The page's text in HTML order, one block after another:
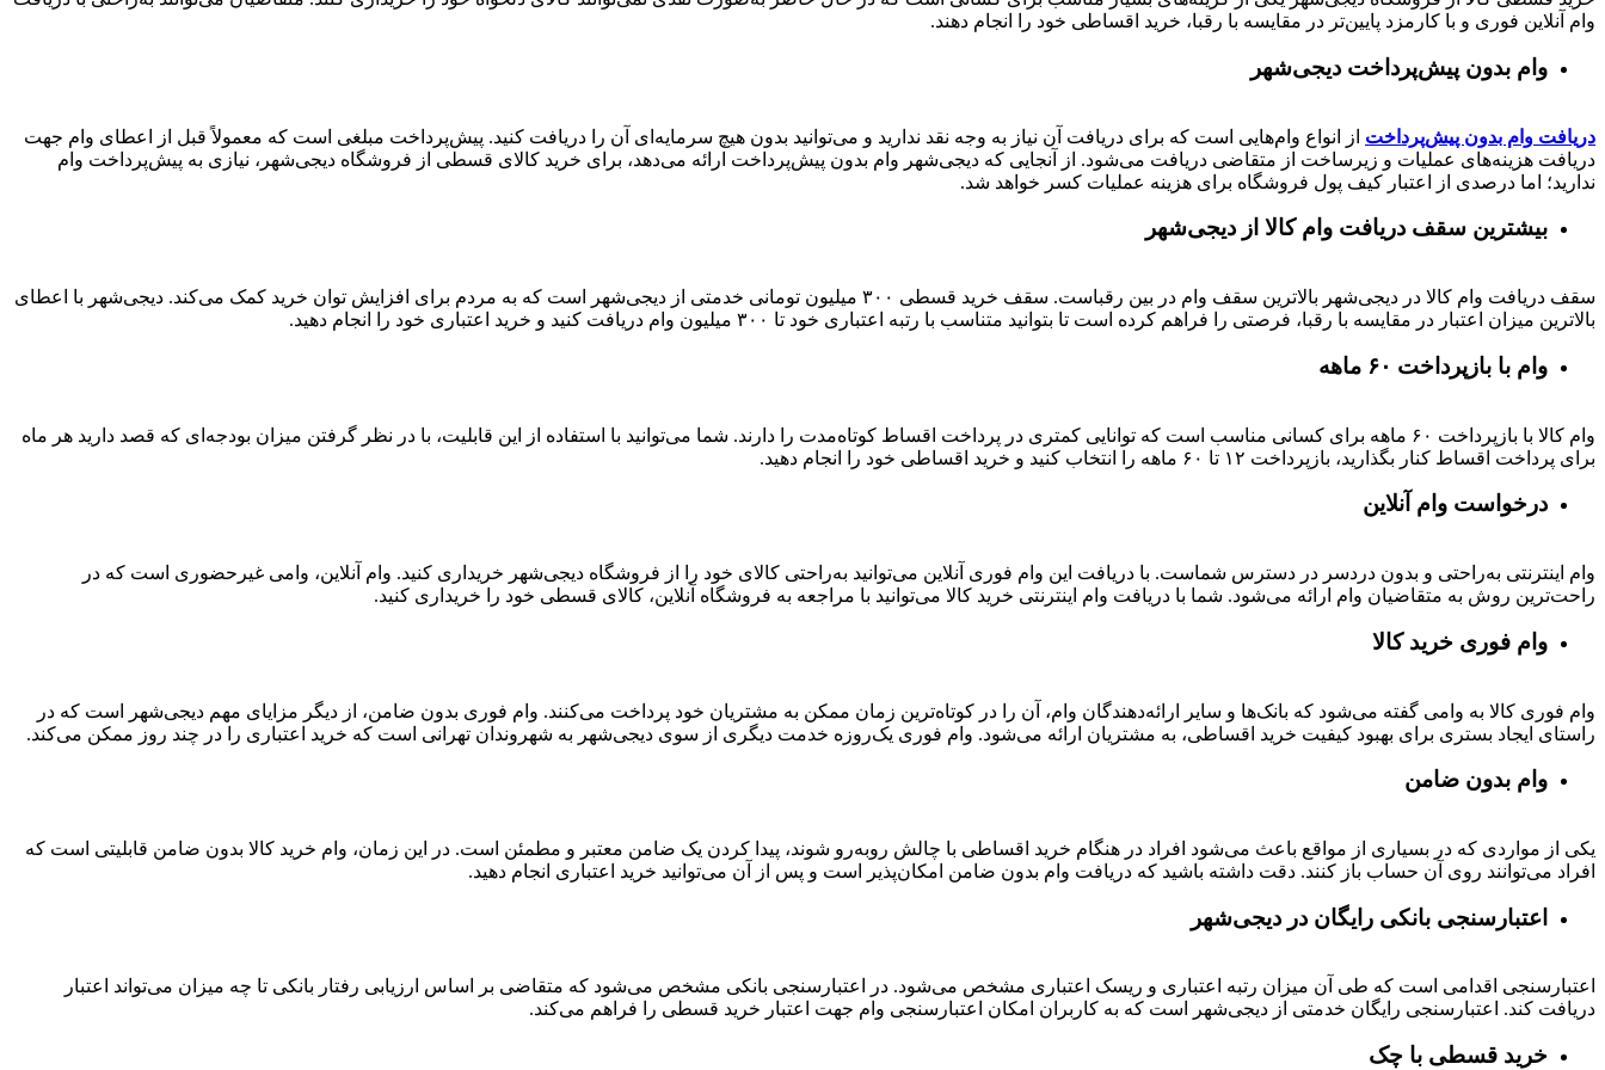
وام آنلاین فوری و با کارمزد پایین‌تر در مقایسه با رقبا، خرید اقساطی خود را انجام دهند.
وام بدون پیش‌پرداخت‌ دیجی‌شهر
دریافت وام بدون پیش‌پرداخت از انواع وام‌هایی است که برای دریافت آن نیاز به وجه نقد ندارید و می‌توانید بدون هیچ سرمایه‌ای آن را دریافت کنید. پیش‌پرداخت مبلغی است که معمولاً قبل از اعطای وام جهت
دریافت هزینه‌های عملیات و زیرساخت از متقاضی دریافت می‌شود. از آنجایی که دیجی‌شهر وام بدون پیش‌پرداخت ارائه می‌دهد، برای خرید کالای قسطی از فروشگاه دیجی‌شهر، نیازی به پیش‌پرداخت وام
ندارید؛ اما درصدی از اعتبار کیف پول فروشگاه برای هزینه عملیات کسر خواهد شد.
بیشترین سقف دریافت وام کالا از دیجی‌شهر
سقف دریافت وام کالا در دیجی‌شهر بالاترین سقف وام در بین رقباست. سقف خرید قسطی ۳۰۰ میلیون تومانی خدمتی از دیجی‌شهر است که به مردم برای افزایش توان خرید کمک می‌کند. دیجی‌شهر با اعطای
بالاترین میزان اعتبار در مقایسه با رقبا، فرصتی را فراهم کرده است تا بتوانید متناسب با رتبه اعتباری خود تا ۳۰۰ میلیون وام دریافت کنید و خرید اعتباری خود را انجام دهید.
وام با بازپرداخت ۶۰ ماهه
وام کالا با بازپرداخت ۶۰ ماهه برای کسانی مناسب است که توانایی کمتری در پرداخت اقساط کوتاه‌مدت را دارند. شما می‌توانید با استفاده از این قابلیت، با در نظر گرفتن میزان بودجه‌ای که قصد دارید هر ماه
برای پرداخت اقساط کنار بگذارید، بازپرداخت ۱۲ تا ۶۰ ماهه را انتخاب کنید و خرید اقساطی خود را انجام دهید.
درخواست وام آنلاین
وام اینترنتی به‌راحتی و بدون دردسر در دسترس شماست. با دریافت این وام فوری آنلاین می‌توانید به‌راحتی کالای خود را از فروشگاه دیجی‌شهر خریداری کنید. وام آنلاین، وامی غیرحضوری است که در
راحت‌ترین روش به متقاضیان وام ارائه می‌شود. شما با دریافت وام اینترنتی خرید کالا می‌توانید با مراجعه به فروشگاه آنلاین، کالای قسطی خود را خریداری کنید.
وام فوری خرید کالا
وام فوری کالا به وامی گفته می‌شود که بانک‌ها و سایر ارائه‌دهندگان وام، آن را در کوتاه‌ترین زمان ممکن به مشتریان خود پرداخت می‌کنند. وام فوری بدون ضامن، از دیگر مزایای مهم دیجی‌شهر است که در
راستای ایجاد بستری برای بهبود کیفیت خرید اقساطی، به مشتریان ارائه می‌شود. وام فوری یک‌روزه خدمت دیگری از سوی دیجی‌شهر به شهروندان تهرانی است که خرید اعتباری را در چند روز ممکن می‌کند.
وام بدون ضامن
یکی از مواردی که در بسیاری از مواقع باعث می‌شود افراد در هنگام خرید اقساطی با چالش روبه‌رو شوند، پیدا کردن یک ضامن معتبر و مطمئن است. در این زمان، وام خرید کالا بدون ضامن قابلیتی است که
افراد می‌توانند روی آن حساب باز کنند. دقت داشته باشید که دریافت وام بدون ضامن امکان‌پذیر است و پس از آن می‌توانید خرید اعتباری انجام دهید.
اعتبارسنجی بانکی رایگان در دیجی‌شهر
اعتبارسنجی اقدامی است که طی آن میزان رتبه اعتباری و ریسک اعتباری مشخص می‌شود. در اعتبارسنجی بانکی مشخص می‌شود که متقاضی بر اساس ارزیابی رفتار بانکی تا چه میزان می‌تواند اعتبار
دریافت کند. اعتبارسنجی رایگان خدمتی از دیجی‌شهر است که به کاربران امکان اعتبارسنجی وام جهت اعتبار خرید قسطی را فراهم می‌کند.
خرید قسطی با چک